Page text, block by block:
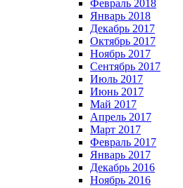
Февраль 2018
Январь 2018
Декабрь 2017
Октябрь 2017
Ноябрь 2017
Сентябрь 2017
Июль 2017
Июнь 2017
Май 2017
Апрель 2017
Март 2017
Февраль 2017
Январь 2017
Декабрь 2016
Ноябрь 2016